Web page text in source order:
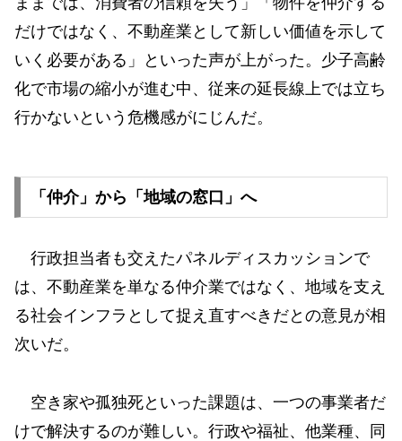
だけではなく、不動産業として新しい価値を⽰して
いく必要がある」といった声が上がった。少⼦⾼齢
化で市場の縮⼩が進む中、従来の延⻑線上では⽴ち
⾏かないという危機感がにじんだ。
「仲介」から「地域の窓⼝」へ
⾏政担当者も交えたパネルディスカッションで
は、不動産業を単なる仲介業ではなく、地域を⽀え
る社会インフラとして捉え直すべきだとの意⾒が相
次いだ。
空き家や孤独死といった課題は、⼀つの事業者だ
けで解決するのが難しい。⾏政や福祉、他業種、同